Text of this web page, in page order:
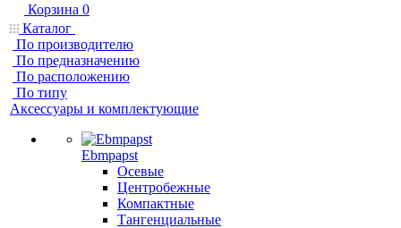
Корзина 0
Каталог
По производителю
По предназначению
По расположению
По типу
Аксессуары и комплектующие
Ebmpapst
Осевые
Центробежные
Компактные
Тангенциальные